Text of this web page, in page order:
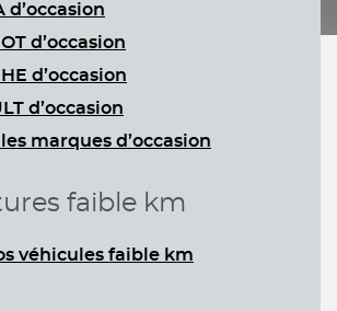
d’occasion
d’occasion
d’occasion
d’occasion
marques d’occasion
faible km
véhicules faible km